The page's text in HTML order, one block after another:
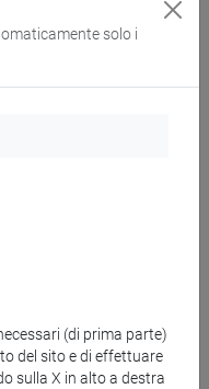
presentate e
gi
Oltre
dettagli saranno
delle attività
sufficiente
solo i
(di prima parte)
del sito e di effettuare
sulla X in alto a destra